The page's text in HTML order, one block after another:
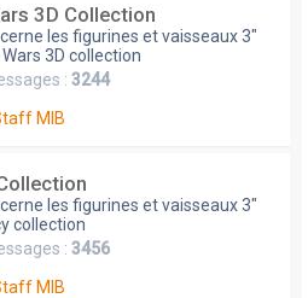
3D Collection
les figurines et vaisseaux 3"
3D collection
: 3244
MIB
les figurines et vaisseaux 3"
collection
: 3456
MIB